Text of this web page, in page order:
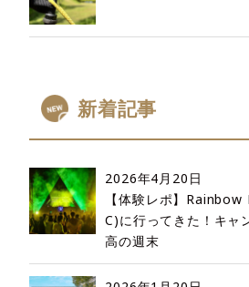
新着記事
2026年4月20日
【体験レポ】
C)に行ってきた！キャ
高の週末